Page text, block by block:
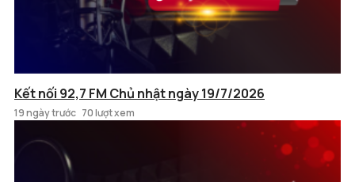
Kết nối 92,7 FM Chủ nhật ngày 19/7/2026
19 ngày trước 70 lượt xem